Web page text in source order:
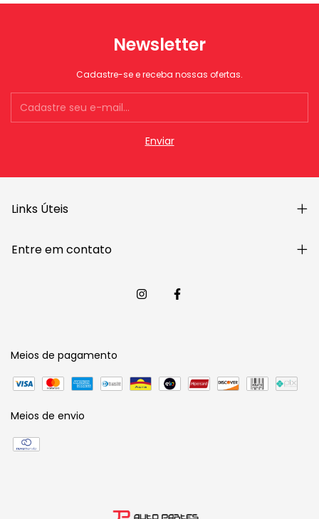
Newsletter
Cadastre-se e receba nossas ofertas.
Links Úteis
Entre em contato
Meios de pagamento
Meios de envio